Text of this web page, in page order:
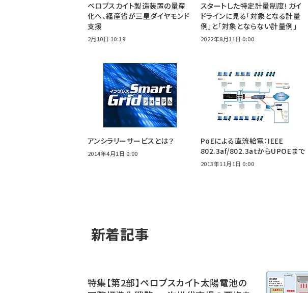
ペロブスカイト製造装置の量産
化へ、経産省が三星ダイヤモンド
支援
2月10日 10:19
スタートした特定計量制度! ガイ
ドラインに見る「対象となる計量
例」と「対象とならない計量例」
2022年8月11日 0:00
アンシラリーサービスとは？
2014年4月1日 0:00
PoEによる直流給電：IEEE
802.3af/802.3atからUPOEまで
2013年11月1日 0:00
新着記事
特集【第2部】ペロブスカイト太陽電池の